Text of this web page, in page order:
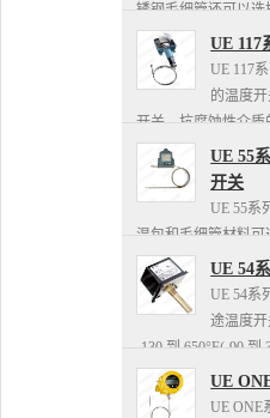
锈钢毛细管还可以
选择包括人工复位、
械温度开...
UE 117
UE 117
的温度
开关，抗腐蚀性介质
器材料， 150# and ...
UE 55
开关
UE 55系
温包和毛细管材料可
达30英尺，所有系列
件，UE温度开关多
小死区...
UE 54
UE 54系
途温度
-130 到 650°F(-90
参考刻度或多级螺钉
UE
UE ONE